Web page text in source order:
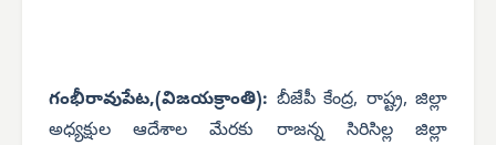
గంభీరావుపేట,(విజయక్రాంతి): బీజేపీ కేంద్ర, రాష్ట్ర, జిల్లా
అధ్యక్షుల ఆదేశాల మేరకు రాజన్న సిరిసిల్ల జిల్లా